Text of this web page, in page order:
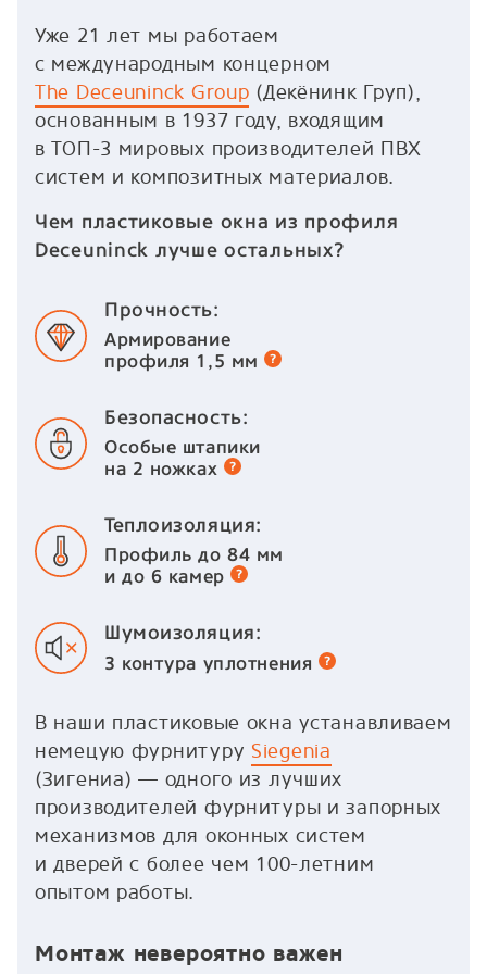
Уже 21 лет мы работаем
с международным концерном
The Deceuninck Group (Декёнинк Груп),
основанным в 1937 году, входящим
в ТОП-3 мировых производителей ПВХ
систем и композитных материалов.
Чем пластиковые окна из профиля
Deceuninck лучше остальных?
Прочность:
Армирование
профиля 1,5 мм
Безопасность:
Особые штапики
на 2 ножках
Теплоизоляция:
Профиль до 84 мм
и до 6 камер
Шумоизоляция:
3 контура уплотнения
В наши пластиковые окна устанавливаем
немецую фурнитуру Siegenia
(Зигениа) — одного из лучших
производителей фурнитуры и запорных
механизмов для оконных систем
и дверей с более чем 100-летним
опытом работы.
Монтаж невероятно важен